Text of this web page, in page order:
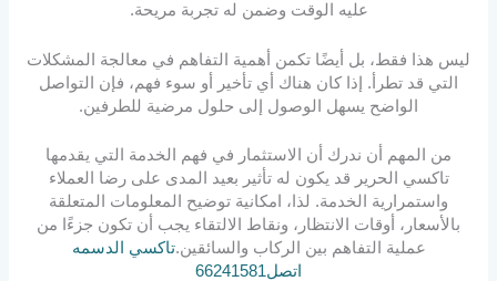
عليه الوقت وضمن له تجربة مريحة.
ليس هذا فقط، بل أيضًا تكمن أهمية التفاهم في معالجة المشكلات
التي قد تطرأ. إذا كان هناك أي تأخير أو سوء فهم، فإن التواصل
الواضح يسهل الوصول إلى حلول مرضية للطرفين.
من المهم أن ندرك أن الاستثمار في فهم الخدمة التي يقدمها
تاكسي الحرير قد يكون له تأثير بعيد المدى على رضا العملاء
واستمرارية الخدمة. لذا، امكانية توضيح المعلومات المتعلقة
بالأسعار، أوقات الانتظار، ونقاط الالتقاء يجب أن تكون جزءًا من
عملية التفاهم بين الركاب والسائقين.تاكسي الدسمه
اتصل66241581